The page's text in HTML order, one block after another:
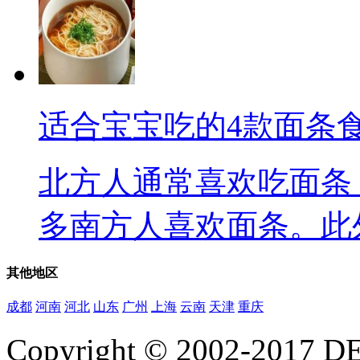
适合宝宝吃的4款面条
北方人通常喜欢吃面
多南方人喜欢面条。此
其他地区
成都 河南 河北 山东 广州 上海 云南 天津 重庆
Copyright © 2002-2017